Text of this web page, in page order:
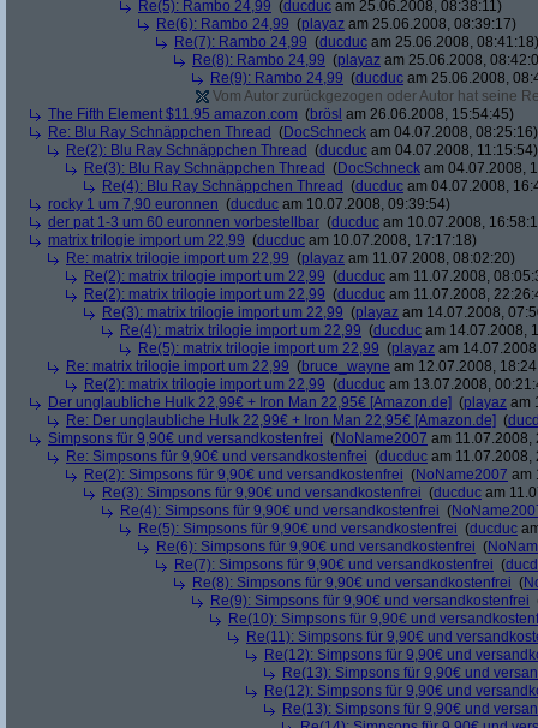
Re(5): Rambo 24,99 (ducduc am 25.06.2008, 08:38:11)
Re(6): Rambo 24,99 (playaz am 25.06.2008, 08:39:17)
Re(7): Rambo 24,99 (ducduc am 25.06.2008, 08:41:18)
Re(8): Rambo 24,99 (playaz am 25.06.2008,
Re(9): Rambo 24,99 (ducduc am 25.06.2008,
Vom Autor zurückgezogen oder Autor hat seine
The Fifth Element $11.95 amazon.com (brösl am 26.06.2008, 15:54:45)
Re: Blu Ray Schnäppchen Thread (DocSchneck am 04.07.2008, 08:25:16)
Re(2): Blu Ray Schnäppchen Thread (ducduc am 04.07.2008, 11:15:54)
Re(3): Blu Ray Schnäppchen Thread (DocSchneck am 04.07.2008,
Re(4): Blu Ray Schnäppchen Thread (ducduc am 04.07.2008,
rocky 1 um 7,90 euronnen (ducduc am 10.07.2008, 09:39:54)
der pat 1-3 um 60 euronnen vorbestellbar (ducduc am 10.07.2008,
matrix trilogie import um 22,99 (ducduc am 10.07.2008, 17:17:18)
Re: matrix trilogie import um 22,99 (playaz am 11.07.2008, 08:02:20)
Re(2): matrix trilogie import um 22,99 (ducduc am 11.07.2008,
Re(2): matrix trilogie import um 22,99 (ducduc am 11.07.2008,
Re(3): matrix trilogie import um 22,99 (playaz am 14.07.2008,
Re(4): matrix trilogie import um 22,99 (ducduc am 14.07.2008,
Re(5): matrix trilogie import um 22,99 (playaz am
Re: matrix trilogie import um 22,99 (bruce_wayne am 12.07.2008,
Re(2): matrix trilogie import um 22,99 (ducduc am 13.07.2008,
Der unglaubliche Hulk 22,99€ + Iron Man 22,95€ [Amazon.de] (playaz am
Re: Der unglaubliche Hulk 22,99€ + Iron Man 22,95€ [Amazon.de] (
Simpsons für 9,90€ und versandkostenfrei (NoName2007 am 11.07.2008,
Re: Simpsons für 9,90€ und versandkostenfrei (ducduc am 11.07.2008,
Re(2): Simpsons für 9,90€ und versandkostenfrei (NoName2007 am
Re(3): Simpsons für 9,90€ und versandkostenfrei (ducduc am
Re(4): Simpsons für 9,90€ und versandkostenfrei (
Re(5): Simpsons für 9,90€ und versandkostenfrei (ducduc
Re(6): Simpsons für 9,90€ und versandkostenfrei (
Re(7): Simpsons für 9,90€ und versandkostenfrei (
Re(8): Simpsons für 9,90€ und versandkostenfrei (
Re(9): Simpsons für 9,90€ und versandkostenfrei
Re(10): Simpsons für 9,90€ und
Re(11): Simpsons für 9,90€ und
Re(12): Simpsons für 9,90€ und
Re(13): Simpsons für 9,90€ und
Re(12): Simpsons für 9,90€ und
Re(13): Simpsons für 9,90€ und